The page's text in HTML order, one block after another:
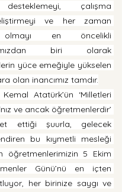
çalışma
ve her zaman
olmayı en öncelikli
biri olarak
yüce emeğiyle yükselen
olan inancımız tamdır.
Atatürk’ün ‘Milletleri
ve ancak öğretmenlerdir’
ettiği şuurla, gelecek
bu kıymetli mesleği
öğretmenlerimizin 5 Ekim
Günü’nü en içten
her birinize saygı ve